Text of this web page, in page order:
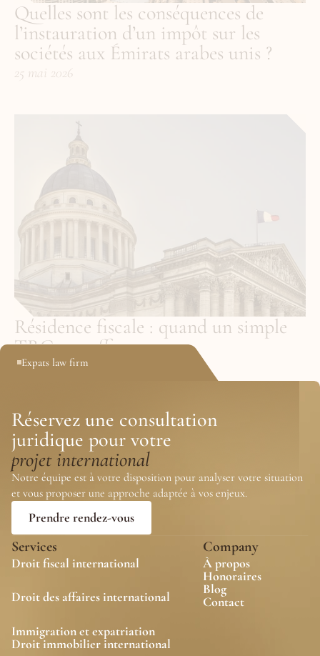
Quelles sont les conséquences de
l’instauration d’un impôt sur les
sociétés aux Émirats arabes unis ?
25 mai 2026
Résidence fiscale : quand un simple
TRC ne suffit pas
25 mai 2026
Expats law firm
Réservez une consultation
juridique pour votre
projet international
Notre équipe est à votre disposition pour analyser votre situation
et vous proposer une approche adaptée à vos enjeux.
Prendre rendez-vous
Services
Droit fiscal international
Droit des affaires international
Immigration et expatriation
Droit immobilier international
Company
À propos
Honoraires
Blog
Contact